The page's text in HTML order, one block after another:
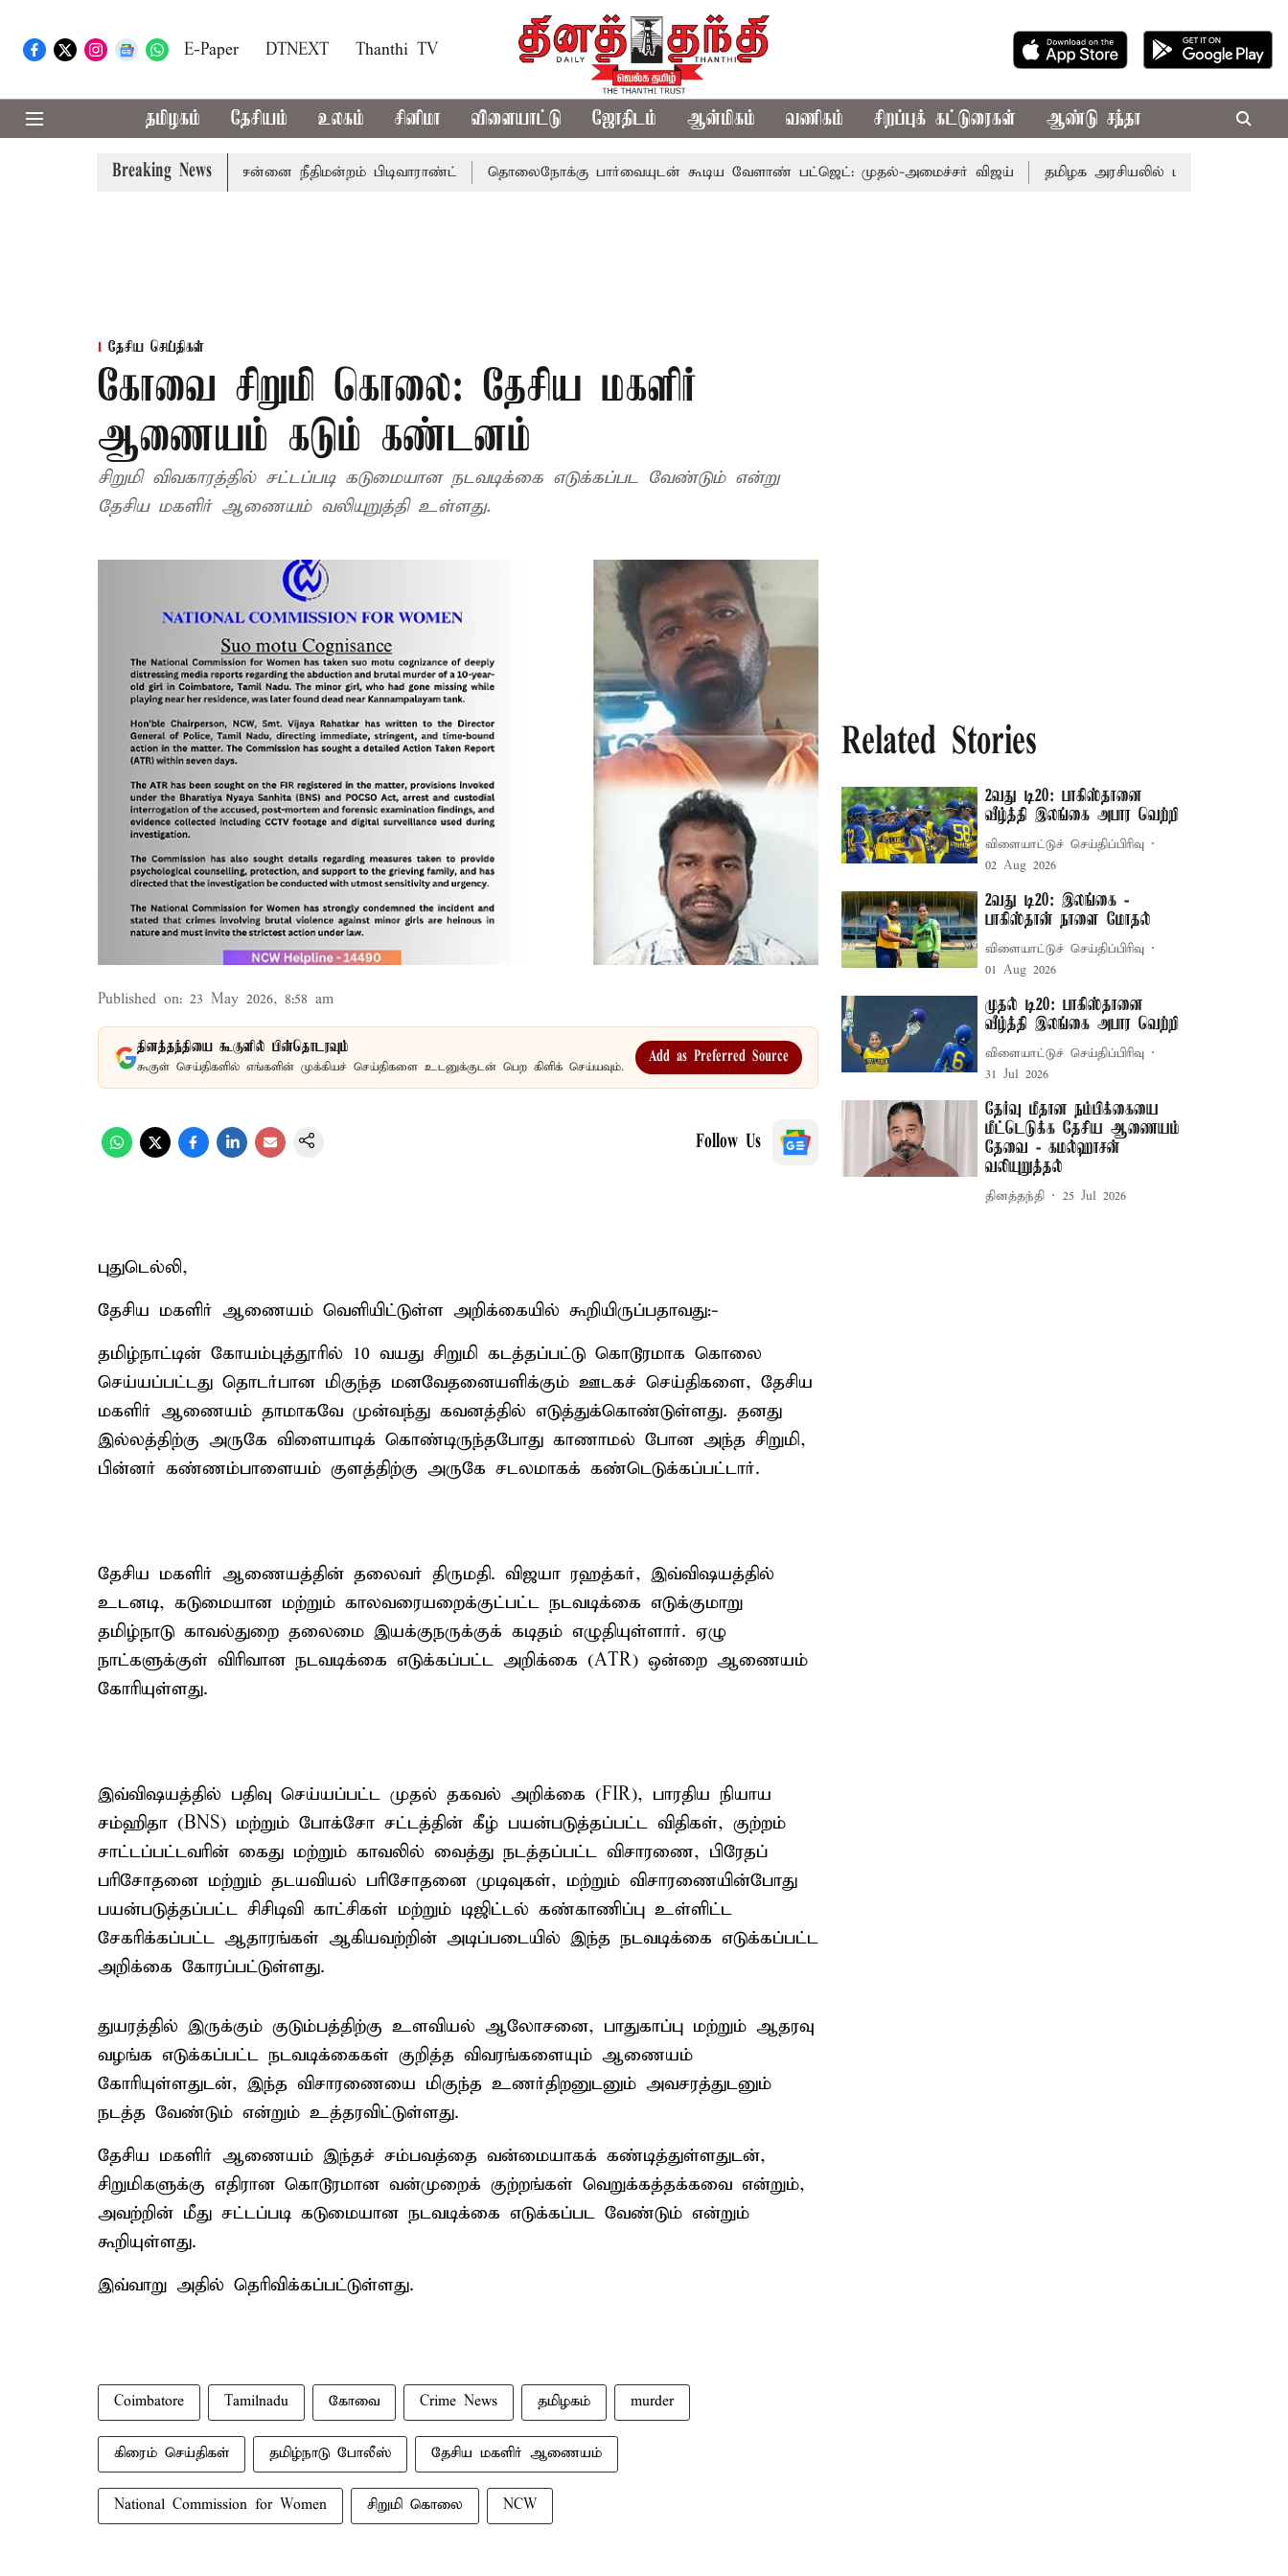
E-Paper DTNEXT Thanthi TV
தமிழகம் தேசியம் உலகம் சினிமா விளையாட்டு ஜோதிடம் ஆன்மிகம் வணிகம் சிறப்புக் கட்டுரைகள் ஆண்டு சந்தா
Breaking News
பொன்முடிக்கு சென்னை நீதிமன்றம் பிடிவாராண்ட் தொலைநோக்கு பார்வையுடன் கூடிய வேளாண் பட்ஜெட்: முதல்-அமைச்சர் விஜய் தமிழக அரசியலில் பரபரப்பு; அமைச்சர்
தேசிய செய்திகள்
கோவை சிறுமி கொலை: தேசிய மகளிர்
ஆணையம் கடும் கண்டனம்
சிறுமி விவகாரத்தில் சட்டப்படி கடுமையான நடவடிக்கை எடுக்கப்பட வேண்டும் என்று
தேசிய மகளிர் ஆணையம் வலியுறுத்தி உள்ளது.
Published on: 23 May 2026, 8:58 am
தினத்தந்தியை கூகுளில் பின்தொடரவும்
கூகுள் செய்திகளில் எங்களின் முக்கியச் செய்திகளை உடனுக்குடன் பெற கிளிக் செய்யவும்.
Add as Preferred Source
Follow Us
புதுடெல்லி,
தேசிய மகளிர் ஆணையம் வெளியிட்டுள்ள அறிக்கையில் கூறியிருப்பதாவது:-
தமிழ்நாட்டின் கோயம்புத்தூரில் 10 வயது சிறுமி கடத்தப்பட்டு கொடூரமாக கொலை
செய்யப்பட்டது தொடர்பான மிகுந்த மனவேதனையளிக்கும் ஊடகச் செய்திகளை, தேசிய
மகளிர் ஆணையம் தாமாகவே முன்வந்து கவனத்தில் எடுத்துக்கொண்டுள்ளது. தனது
இல்லத்திற்கு அருகே விளையாடிக் கொண்டிருந்தபோது காணாமல் போன அந்த சிறுமி,
பின்னர் கண்ணம்பாளையம் குளத்திற்கு அருகே சடலமாகக் கண்டெடுக்கப்பட்டார்.
தேசிய மகளிர் ஆணையத்தின் தலைவர் திருமதி. விஜயா ரஹத்கர், இவ்விஷயத்தில்
உடனடி, கடுமையான மற்றும் காலவரையறைக்குட்பட்ட நடவடிக்கை எடுக்குமாறு
தமிழ்நாடு காவல்துறை தலைமை இயக்குநருக்குக் கடிதம் எழுதியுள்ளார். ஏழு
நாட்களுக்குள் விரிவான நடவடிக்கை எடுக்கப்பட்ட அறிக்கை (ATR) ஒன்றை ஆணையம்
கோரியுள்ளது.
இவ்விஷயத்தில் பதிவு செய்யப்பட்ட முதல் தகவல் அறிக்கை (FIR), பாரதிய நியாய
சம்ஹிதா (BNS) மற்றும் போக்சோ சட்டத்தின் கீழ் பயன்படுத்தப்பட்ட விதிகள், குற்றம்
சாட்டப்பட்டவரின் கைது மற்றும் காவலில் வைத்து நடத்தப்பட்ட விசாரணை, பிரேதப்
பரிசோதனை மற்றும் தடயவியல் பரிசோதனை முடிவுகள், மற்றும் விசாரணையின்போது
பயன்படுத்தப்பட்ட சிசிடிவி காட்சிகள் மற்றும் டிஜிட்டல் கண்காணிப்பு உள்ளிட்ட
சேகரிக்கப்பட்ட ஆதாரங்கள் ஆகியவற்றின் அடிப்படையில் இந்த நடவடிக்கை எடுக்கப்பட்ட
அறிக்கை கோரப்பட்டுள்ளது.
துயரத்தில் இருக்கும் குடும்பத்திற்கு உளவியல் ஆலோசனை, பாதுகாப்பு மற்றும் ஆதரவு
வழங்க எடுக்கப்பட்ட நடவடிக்கைகள் குறித்த விவரங்களையும் ஆணையம்
கோரியுள்ளதுடன், இந்த விசாரணையை மிகுந்த உணர்திறனுடனும் அவசரத்துடனும்
நடத்த வேண்டும் என்றும் உத்தரவிட்டுள்ளது.
தேசிய மகளிர் ஆணையம் இந்தச் சம்பவத்தை வன்மையாகக் கண்டித்துள்ளதுடன்,
சிறுமிகளுக்கு எதிரான கொடூரமான வன்முறைக் குற்றங்கள் வெறுக்கத்தக்கவை என்றும்,
அவற்றின் மீது சட்டப்படி கடுமையான நடவடிக்கை எடுக்கப்பட வேண்டும் என்றும்
கூறியுள்ளது.
இவ்வாறு அதில் தெரிவிக்கப்பட்டுள்ளது.
Coimbatore Tamilnadu கோவை Crime News தமிழகம் murder
கிரைம் செய்திகள் தமிழ்நாடு போலீஸ் தேசிய மகளிர் ஆணையம்
National Commission for Women சிறுமி கொலை NCW
Related Stories
2வது டி20: பாகிஸ்தானை
வீழ்த்தி இலங்கை அபார வெற்றி
விளையாட்டுச் செய்திப்பிரிவு
02 Aug 2026
2வது டி20: இலங்கை -
பாகிஸ்தான் நாளை மோதல்
விளையாட்டுச் செய்திப்பிரிவு
01 Aug 2026
முதல் டி20: பாகிஸ்தானை
வீழ்த்தி இலங்கை அபார வெற்றி
விளையாட்டுச் செய்திப்பிரிவு
31 Jul 2026
தேர்வு மீதான நம்பிக்கையை
மீட்டெடுக்க தேசிய ஆணையம்
தேவை - கமல்ஹாசன்
வலியுறுத்தல்
தினத்தந்தி 25 Jul 2026